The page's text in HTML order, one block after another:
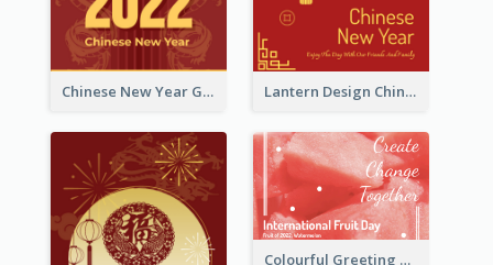
Chinese New Year Greeting Card With Dragon Decorations Lantern Design Chinese New Year Greeting Card
Colourful Greeting Card For International Fruit Day 2021